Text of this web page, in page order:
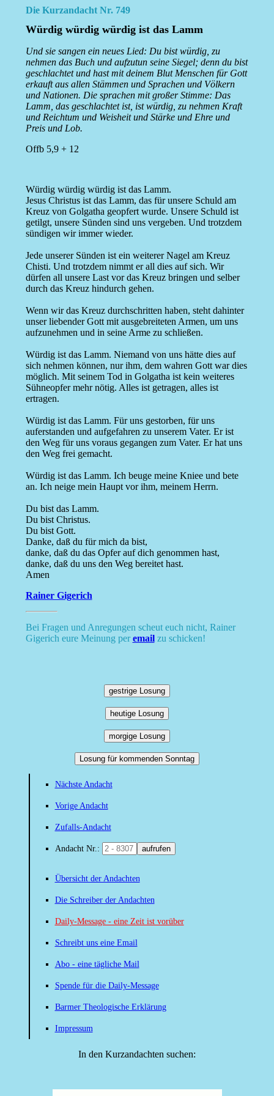
Die Kurzandacht Nr. 749
Würdig würdig würdig ist das Lamm
Und sie sangen ein neues Lied: Du bist würdig, zu
nehmen das Buch und aufzutun seine Siegel; denn du bist
geschlachtet und hast mit deinem Blut Menschen für Gott
erkauft aus allen Stämmen und Sprachen und Völkern
und Nationen. Die sprachen mit großer Stimme: Das
Lamm, das geschlachtet ist, ist würdig, zu nehmen Kraft
und Reichtum und Weisheit und Stärke und Ehre und
Preis und Lob.
Offb 5,9 + 12
Würdig würdig würdig ist das Lamm.
Jesus Christus ist das Lamm, das für unsere Schuld am
Kreuz von Golgatha geopfert wurde. Unsere Schuld ist
getilgt, unsere Sünden sind uns vergeben. Und trotzdem
sündigen wir immer wieder.
Jede unserer Sünden ist ein weiterer Nagel am Kreuz
Chisti. Und trotzdem nimmt er all dies auf sich. Wir
dürfen all unsere Last vor das Kreuz bringen und selber
durch das Kreuz hindurch gehen.
Wenn wir das Kreuz durchschritten haben, steht dahinter
unser liebender Gott mit ausgebreiteten Armen, um uns
aufzunehmen und in seine Arme zu schließen.
Würdig ist das Lamm. Niemand von uns hätte dies auf
sich nehmen können, nur ihm, dem wahren Gott war dies
möglich. Mit seinem Tod in Golgatha ist kein weiteres
Sühneopfer mehr nötig. Alles ist getragen, alles ist
ertragen.
Würdig ist das Lamm. Für uns gestorben, für uns
auferstanden und aufgefahren zu unserem Vater. Er ist
den Weg für uns voraus gegangen zum Vater. Er hat uns
den Weg frei gemacht.
Würdig ist das Lamm. Ich beuge meine Kniee und bete
an. Ich neige mein Haupt vor ihm, meinem Herrn.
Du bist das Lamm.
Du bist Christus.
Du bist Gott.
Danke, daß du für mich da bist,
danke, daß du das Opfer auf dich genommen hast,
danke, daß du uns den Weg bereitet hast.
Amen
Rainer Gigerich
Bei Fragen und Anregungen scheut euch nicht, Rainer
Gigerich eure Meinung peremailzu schicken!
gestrige Losung
heutige Losung
morgige Losung
Losung für kommenden Sonntag
Nächste Andacht
Vorige Andacht
Zufalls-Andacht
Andacht Nr.: aufrufen
Übersicht der Andachten
Die Schreiber der Andachten
Daily-Message - eine Zeit ist vorüber
Schreibt uns eine Email
Abo - eine tägliche Mail
Spende für die Daily-Message
Barmer Theologische Erklärung
Impressum
In den Kurzandachten suchen: